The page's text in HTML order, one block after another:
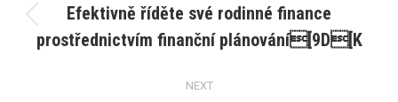
navigation
post:
Efektivně říděte své rodinné finance
prostřednictvím finanční plánování[9D[K
NEXT